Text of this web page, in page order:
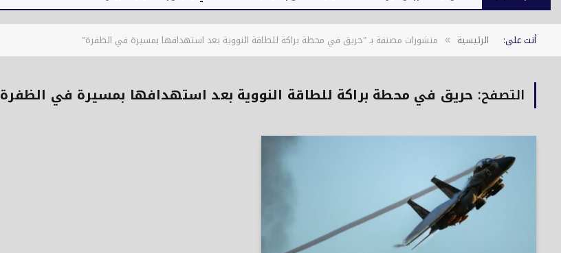
أنت على: الرئيسية » منشورات مصنفة بـ "حريق في محطة براكة للطاقة النووية بعد استهدافها بمسيرة في الظفرة"
التصفح: حريق في محطة براكة للطاقة النووية بعد استهدافها بمسيرة في الظفرة